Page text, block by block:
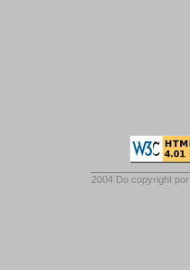
2004 Do copyright por